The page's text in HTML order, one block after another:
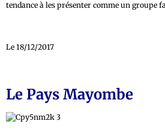
tendance à les présenter comme un groupe
Le 18/12/2017
Le Pays Mayombe